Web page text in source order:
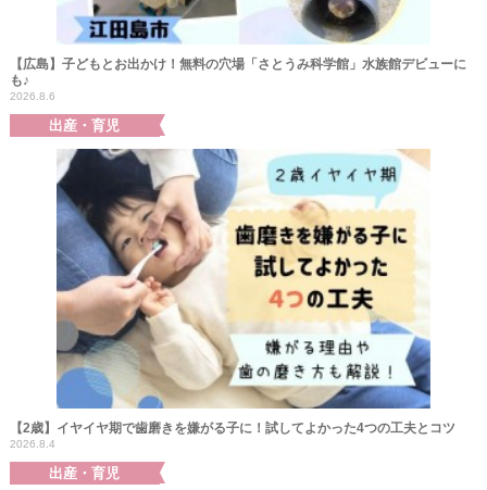
【広島】子どもとお出かけ！無料の穴場「さとうみ科学館」水族館デビューに
も♪
2026.8.6
出産・育児
【2歳】イヤイヤ期で歯磨きを嫌がる子に！試してよかった4つの工夫とコツ
2026.8.4
出産・育児